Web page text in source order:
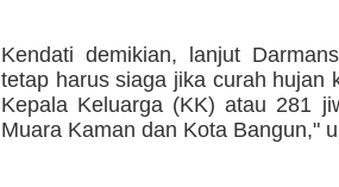
Kendati demikian, lanjut
tetap harus siaga jika curah hujan
Kepala Keluarga (KK) atau 281
Muara Kaman dan Kota Bangun,"